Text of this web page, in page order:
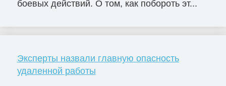
боевых действий. О том, как побороть эт...
Эксперты назвали главную опасность
удаленной работы